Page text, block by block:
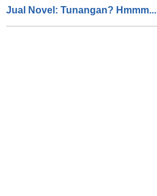
Jual Novel: Tunangan? Hmmm...